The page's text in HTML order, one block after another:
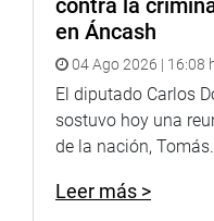
contra la
en Áncash
04 Ago 2026 | 16:08
El diputado Carlos
sostuvo hoy una
de la nación,
Leer más >